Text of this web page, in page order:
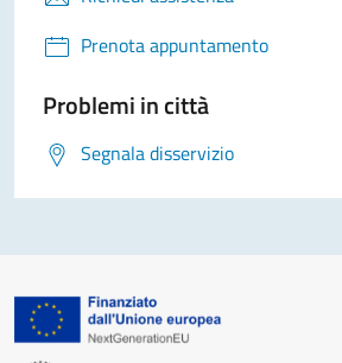
Prenota appuntamento
Problemi in città
Segnala disservizio